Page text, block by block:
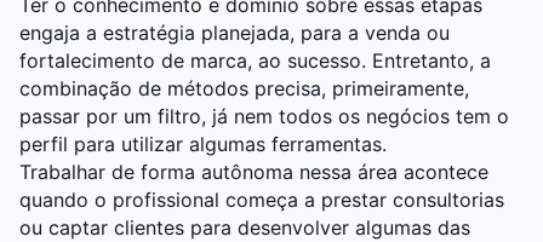
Ter o conhecimento e domínio sobre essas etapas
engaja a estratégia planejada, para a venda ou
fortalecimento de marca, ao sucesso. Entretanto, a
combinação de métodos precisa, primeiramente,
passar por um filtro, já nem todos os negócios tem o
perfil para utilizar algumas ferramentas.
Trabalhar de forma autônoma nessa área acontece
quando o profissional começa a prestar consultorias
ou captar clientes para desenvolver algumas das